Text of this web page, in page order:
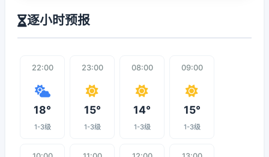
逐小时预报
22:00
18°
1-3级
23:00
15°
1-3级
08:00
14°
1-3级
09:00
15°
1-3级